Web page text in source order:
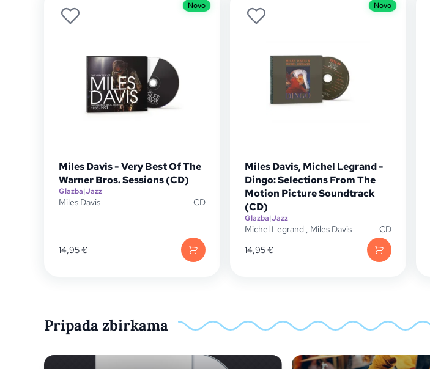
Novo
Miles Davis - Very Best Of The
Warner Bros. Sessions (CD)
Glazba|Jazz
Miles Davis CD
14,95€
Novo
Miles Davis, Michel Legrand -
Dingo: Selections From The
Motion Picture Soundtrack
(CD)
Glazba|Jazz
Michel Legrand , Miles Davis
CD
14,95€
Pripada zbirkama